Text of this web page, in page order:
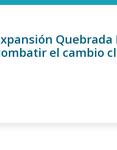
Quebrada
el cambio